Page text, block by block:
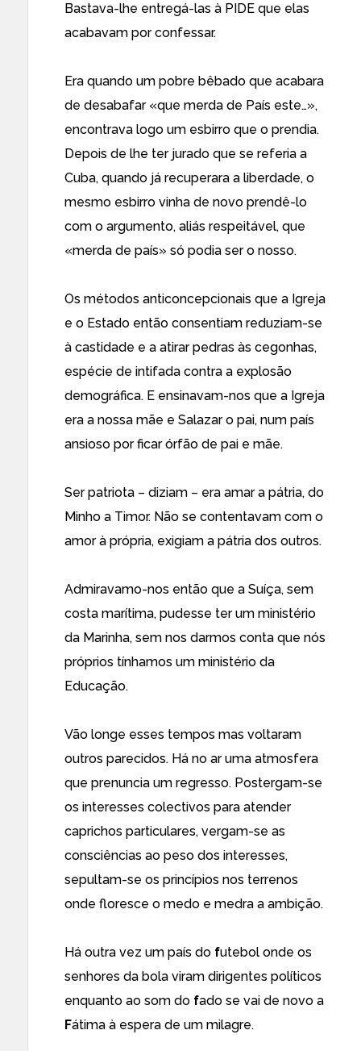
Bastava-lhe entregá-las à PIDE que elas
acabavam por confessar.
Era quando um pobre bêbado que acabara
de desabafar «que merda de País este…»,
encontrava logo um esbirro que o prendia.
Depois de lhe ter jurado que se referia a
Cuba, quando já recuperara a liberdade, o
mesmo esbirro vinha de novo prendê-lo
com o argumento, aliás respeitável, que
«merda de país» só podia ser o nosso.
Os métodos anticoncepcionais que a Igreja
e o Estado então consentiam reduziam-se
à castidade e a atirar pedras às cegonhas,
espécie de intifada contra a explosão
demográfica. E ensinavam-nos que a Igreja
era a nossa mãe e Salazar o pai, num país
ansioso por ficar órfão de pai e mãe.
Ser patriota – diziam – era amar a pátria, do
Minho a Timor. Não se contentavam com o
amor à própria, exigiam a pátria dos outros.
Admiravamo-nos então que a Suíça, sem
costa marítima, pudesse ter um ministério
da Marinha, sem nos darmos conta que nós
próprios tínhamos um ministério da
Educação.
Vão longe esses tempos mas voltaram
outros parecidos. Há no ar uma atmosfera
que prenuncia um regresso. Postergam-se
os interesses colectivos para atender
caprichos particulares, vergam-se as
consciências ao peso dos interesses,
sepultam-se os princípios nos terrenos
onde floresce o medo e medra a ambição.
Há outra vez um país do futebol onde os
senhores da bola viram dirigentes políticos
enquanto ao som do fado se vai de novo a
Fátima à espera de um milagre.